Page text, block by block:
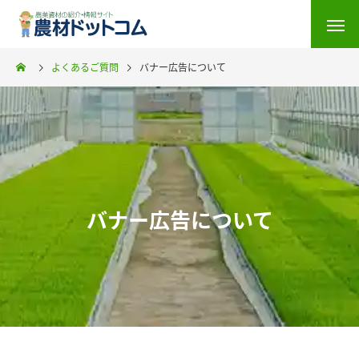
よくあるご質問 バナー広告について
バナー広告について